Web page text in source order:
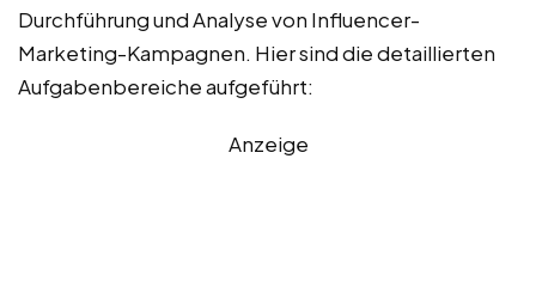
Durchführung und Analyse von Influencer-
Marketing-Kampagnen. Hier sind die detaillierten
Aufgabenbereiche aufgeführt:
Anzeige